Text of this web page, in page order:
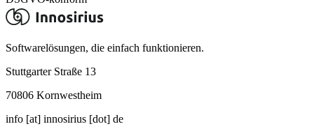
Softwarelösungen, die einfach funktionieren.
Stuttgarter Straße 13
70806 Kornwestheim
info [at] innosirius [dot] de